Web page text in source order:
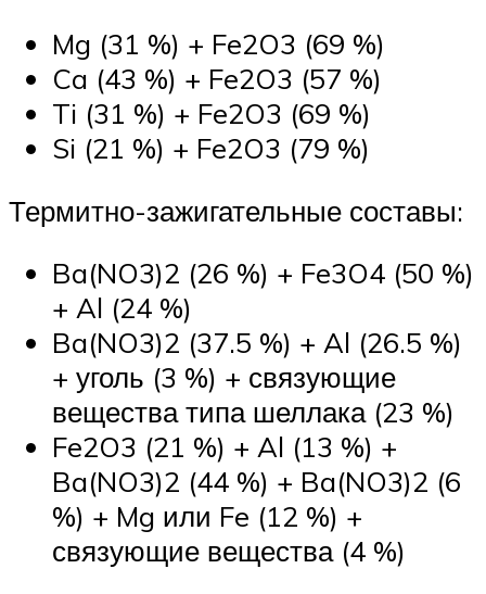
Mg (31 %) + Fe2O3 (69 %)
Ca (43 %) + Fe2O3 (57 %)
Ti (31 %) + Fe2O3 (69 %)
Si (21 %) + Fe2O3 (79 %)
Термитно-зажигательные составы:
Ba(NO3)2 (26 %) + Fe3O4 (50 %)
+ Al (24 %)
Ba(NO3)2 (37.5 %) + Al (26.5 %)
+ уголь (3 %) + связующие
вещества типа шеллака (23 %)
Fe2O3 (21 %) + Al (13 %) +
Ba(NO3)2 (44 %) + Ba(NO3)2 (6
%) + Mg или Fe (12 %) +
связующие вещества (4 %)